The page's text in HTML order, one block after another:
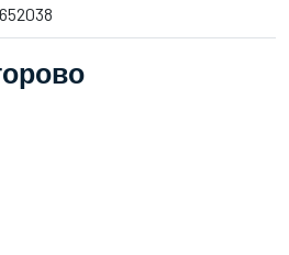
652038